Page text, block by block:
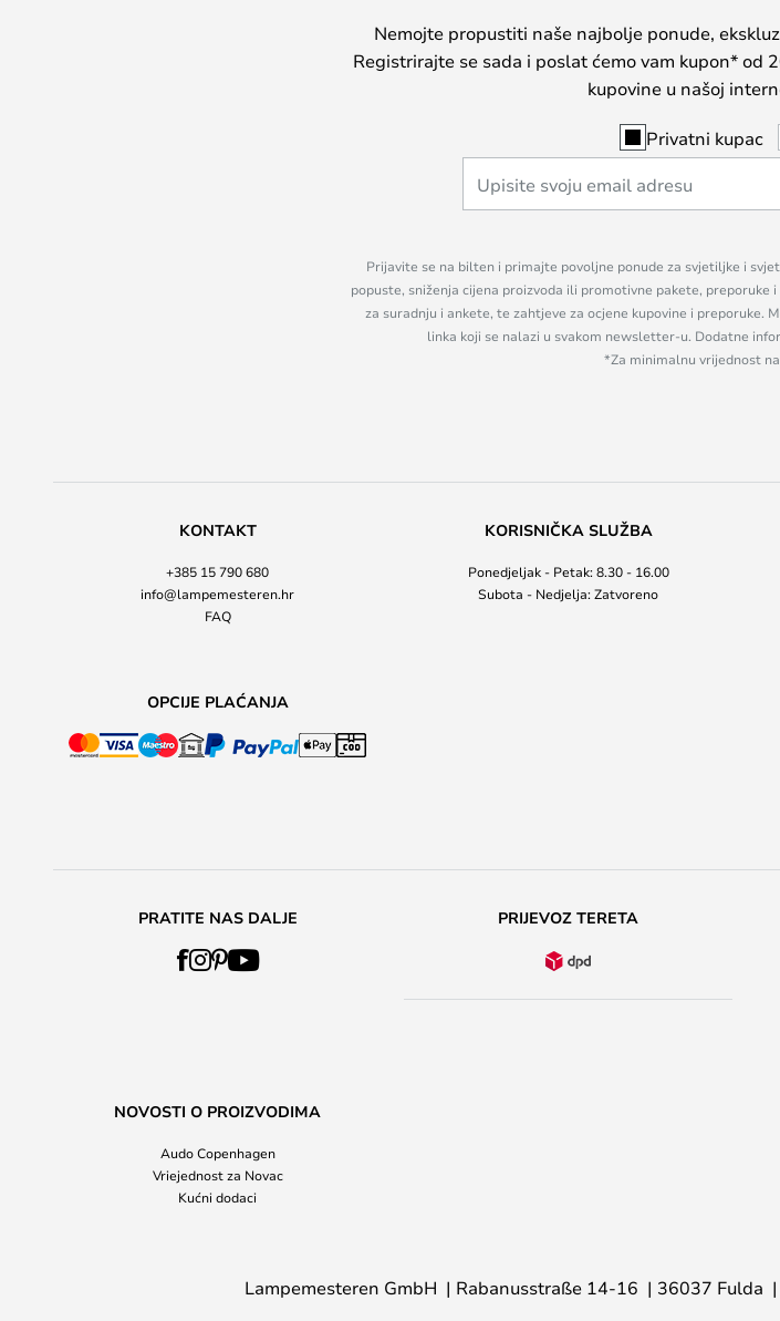
Nemojte propustiti naše najbolje ponude,
Registrirajte se sada i poslat ćemo vam kupon* od
kupovine u našoj
Privatni kupac
Prijavite se na bilten i primajte povoljne ponude za svjetiljke i
popuste, sniženja cijena proizvoda ili promotivne pakete,
za suradnju i ankete, te zahtjeve za ocjene kupovine i preporuke.
linka koji se nalazi u svakom newsletter-u. Dodatne
*Za minimalnu vrijednost
KONTAKT
+385 15 790 680
info@lampemesteren.hr
FAQ
KORISNIČKA SLUŽBA
Ponedjeljak - Petak: 8.30 - 16.00
Subota - Nedjelja: Zatvoreno
OPCIJE PLAĆANJA
PRATITE NAS DALJE PRIJEVOZ TERETA
NOVOSTI O PROIZVODIMA
Audo Copenhagen
Vriejednost za Novac
Kućni dodaci
Lampemesteren GmbH Rabanusstraße 14-16 36037 Fulda